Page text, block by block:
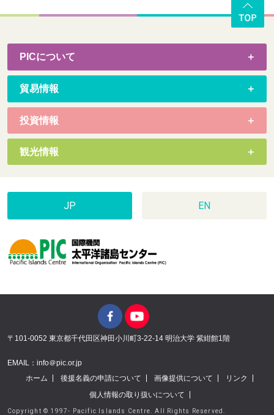
PICについて
貿易情報
投資情報
観光情報
JP EN
〒101-0052 東京都千代田区神田小川町3-22-14 明治大学 紫紺館1階
EMAIL：info＠pic.or.jp
ホーム
後援名義の申請について 画像提供について
リンク
個人情報の取り扱いについて
Copyright © 1997- Pacific Islands Centre. All Rights Reserved.